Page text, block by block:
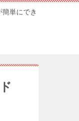
単にでき